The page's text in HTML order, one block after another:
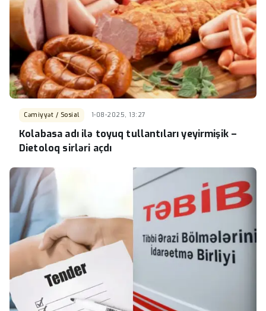
Cəmiyyət / Sosial 1-08-2025, 13:27
Kolabasa adı ilə toyuq tullantıları yeyirmişik –
Dietoloq sirləri açdı